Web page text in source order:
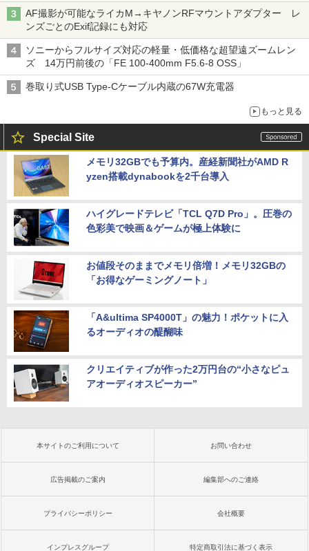
AF撮影が可能なライカM→キヤノンRFマウントアダプター レ
ンズごとのExif記録にも対応
ソニーからフルサイズ対応の軽量・低価格な超望遠ズームレン
ズ 14万円前後の「FE 100-400mm F5.6-8 OSS」
巻取り式USB Type-Cケーブル内蔵の67W充電器
もっと見る
Special Site
メモリ32GBでも予算内。産経新聞社がAMD R
yzen搭載dynabookを2千台導入
ハイグレードテレビ「TCL Q7D Pro」。圧巻の
色彩美で映画＆ゲームが極上体験に
お値段そのままでメモリ倍増！メモリ32GBの
「お得なゲーミングノート」
「A&ultima SP4000T」の魅力！ポケットに入
るオーディオの醍醐味
クリエイティブが作った2万円台の“小さなピュ
アオーディオスピーカー”
本サイトのご利用について お問い合わせ
広告掲載のご案内 編集部へのご連絡
プライバシーポリシー 会社概要
インプレスグループ 特定商取引法に基づく表示